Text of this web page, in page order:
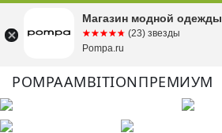
POMPAAMBITIONПРЕМИУМ
КУПИТЬ ОБРАЗ
Магазин модной одежды
☆☆☆☆☆
★★★★★ (23) звезды
Pompa.ru